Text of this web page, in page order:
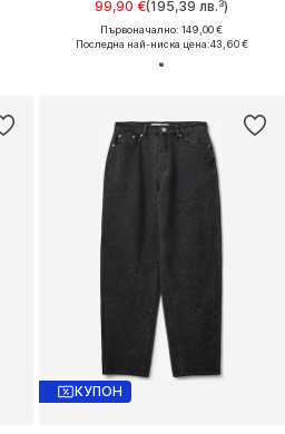
99,90 €(195,39 лв.³)
Първоначално: 149,00 €
Последна най-ниска цена:43,60 €
КУПОН